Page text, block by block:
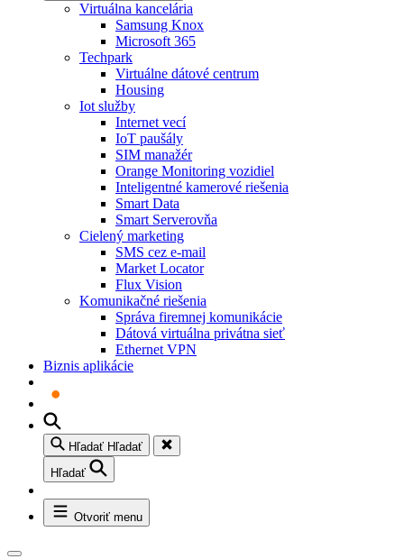
Virtuálna kancelária
Samsung Knox
Microsoft 365
Techpark
Virtuálne dátové centrum
Housing
Iot služby
Internet vecí
IoT paušály
SIM manažér
Orange Monitoring vozidiel
Inteligentné kamerové riešenia
Smart Data
Smart Serverovňa
Cielený marketing
SMS cez e-mail
Market Locator
Flux Vision
Komunikačné riešenia
Správa firemnej komunikácie
Dátová virtuálna privátna sieť
Ethernet VPN
Biznis aplikácie
Hľadať Hľadať
Hľadať
Otvoriť menu